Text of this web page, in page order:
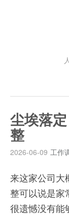
尘埃落
整
2026-06-09 工作
来这家公司大
整可以说是家
很遗憾没有能